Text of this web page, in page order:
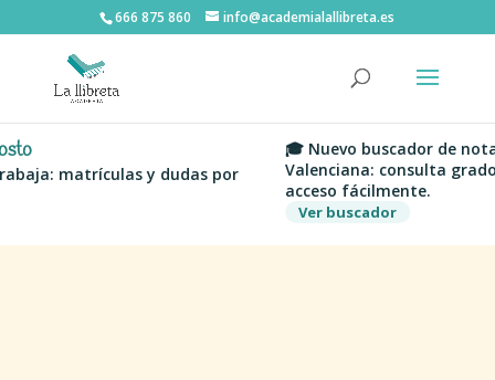
666 875 860 info@academialallibreta.es
matrículas y dudas por
🎓 Nuevo buscador de notas
Valenciana: consulta
acceso fácilmente.
Ver buscador